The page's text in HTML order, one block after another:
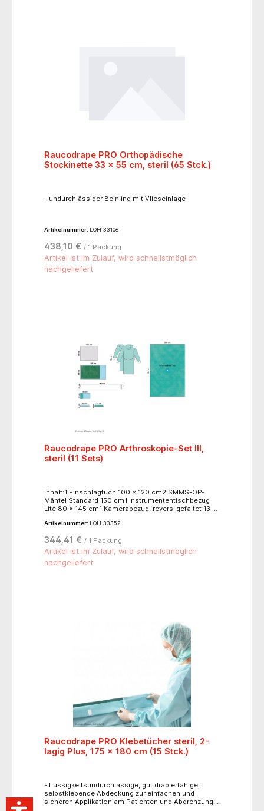
Raucodrape PRO Orthopädische
Stockinette 33 x 55 cm, steril (65 Stck.)
- undurchlässiger Beinling mit Vlieseinlage
Artikelnummer: LOH 33106
438,10 € / 1 Packung
Artikel ist im Zulauf, wird schnellstmöglich
nachgeliefert
Raucodrape PRO Arthroskopie-Set III,
steril (11 Sets)
Inhalt:1 Einschlagtuch 100 x 120 cm2 SMMS-OP-
Mäntel Standard 150 cm1 Instrumententischbezug
Lite 80 x 145 cm1 Kamerabezug, revers-gefaltet 13 x
Folienklebestreifen 10 x 50 cm1 Klebestreifen 9 x 50
elastichem OP-Ausschnitt 7 cm
Artikelnummer: LOH 33352
344,41 € / 1 Packung
Artikel ist im Zulauf, wird schnellstmöglich
nachgeliefert
Raucodrape PRO Klebetücher steril, 2-
lagig Plus, 175 x 180 cm (15 Stck.)
- flüssigkeitsundurchlässige, gut drapierfähige,
selbstklebende Abdeckung zur einfachen und
sicheren Applikation am Patienten und Abgrenzung